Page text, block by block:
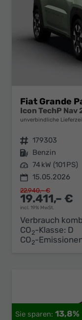
Fiat Grande
Icon TechP Nav
unverbindliche
Fahrzeugnr. 179303
Kraftstoff Benzin
Leistung 74 kW (101 PS)
15.05.2026
19.411,– €
incl. 19% MwSt.
22.940,– €
Verbrauch
CO2-Klasse: D
CO2-
13,8%